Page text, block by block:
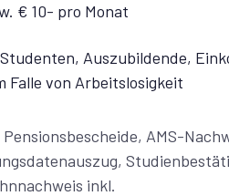
€ 10- pro Monat
Auszubildende,
Falle von Arbeitslosigkeit
AMS-
inkl.